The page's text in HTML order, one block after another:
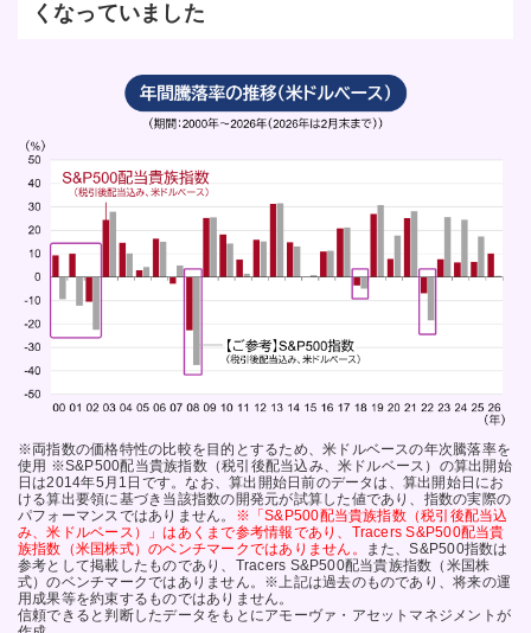
くなっていました
※両指数の価格特性の比較を目的とするため、米ドルベースの年次騰落率を
使用 ※S&P500配当貴族指数（税引後配当込み、米ドルベース）の算出開始
日は2014年5月1日です。なお、算出開始日前のデータは、算出開始日にお
ける算出要領に基づき当該指数の開発元が試算した値であり、指数の実際の
パフォーマンスではありません。
※「S&P500配当貴族指数（税引後配当込
み、米ドルベース）」はあくまで参考情報であり、Tracers S&P500配当貴
族指数（米国株式）のベンチマークではありません。
また、S&P500指数は
参考として掲載したものであり、Tracers S&P500配当貴族指数（米国株
式）のベンチマークではありません。※上記は過去のものであり、将来の運
用成果等を約束するものではありません。
信頼できると判断したデータをもとにアモーヴァ・アセットマネジメントが